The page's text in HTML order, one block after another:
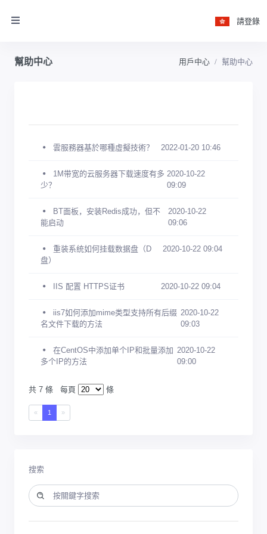
請登錄
幫助中心 用戶中心 幫助中心
雲服務器基於哪種虛擬技術？ 2022-01-20 10:46
1M带宽的云服务器下载速度有多
少？
2020-10-22
09:09
BT面板，安装Redis成功，但不
能启动
2020-10-22
09:06
重装系统如何挂载数据盘（D
盘）
2020-10-22 09:04
IIS 配置 HTTPS证书 2020-10-22 09:04
iis7如何添加mime类型支持所有后缀
名文件下载的方法
2020-10-22
09:03
在CentOS中添加单个IP和批量添加
多个IP的方法
2020-10-22
09:00
共 7 條 每頁 條
« 1 »
搜索